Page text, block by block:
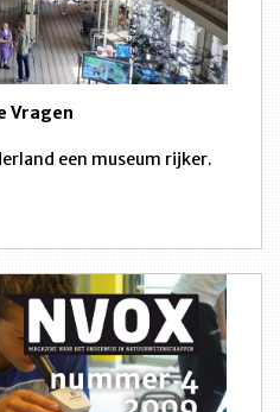
Vragen
een museum rijker.